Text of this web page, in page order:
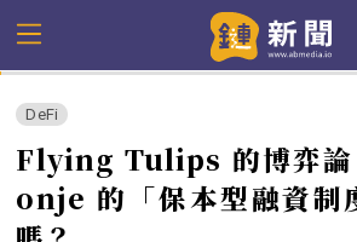
DeFi
Flying Tulips 的博弈
onje 的「保本型融資制